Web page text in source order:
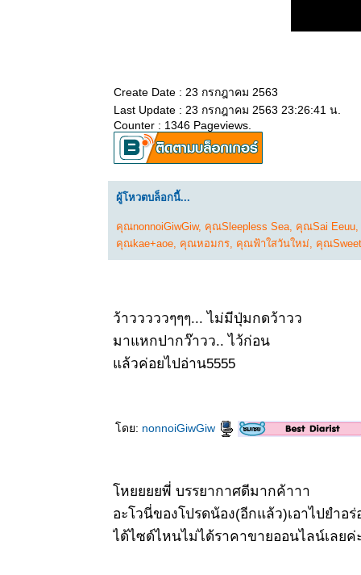
Create Date : 23 กรกฎาคม 2563
Last Update : 23 กรกฎาคม 2563 23:26:41 น.
Counter : 1346 Pageviews.
ผู้โหวตบล็อกนี้...
คุณnonnoiGiwGiw, คุณSleepless Sea, คุณSai Eeuu,
คุณkae+aoe, คุณหอมกร, คุณฟ้าใสวันใหม่, คุณ
ว้าวววววๆๆๆ... ไม่มีปุ่มกดว้าวว
มาแหกปากว๊าวว.. ไว้ก่อน​
ล้วค่อยไปอ่าน5555
ดย: nonnoiGiwGiw
หยยยยพี่​ บรรยากาศดีมากค้าาา
อะโวนี่ของโปรดน้อง(อีกแล้ว)​เอาไปยำอร่
ได้ไซด์ไหนไม่ได้ราคาขายออนไลน์เลยค่